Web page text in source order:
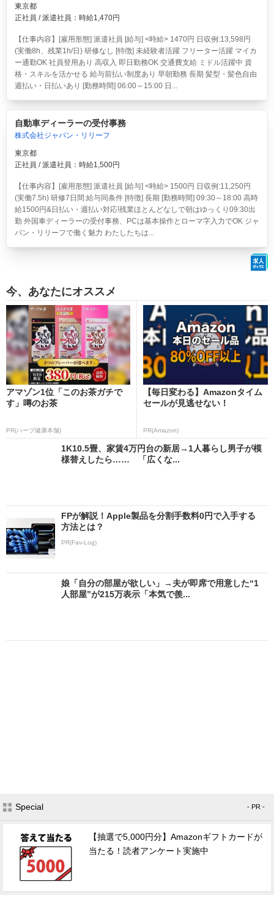
東京都
正社員 / 派遣社員：時給1,470円
【仕事内容】[雇用形態] 派遣社員 [給与] <時給> 1470円 日収例:13,598円
(実働8h、残業1h/日) 研修なし [特徴] 未経験者活躍 フリーター活躍 マイカ
ー通勤OK 社員登用あり 高収入 即日勤務OK 交通費支給 ミドル活躍中 資
格・スキルを活かせる 給与前払い制度あり 早朝勤務 長期 髪型・髪色自由
週払い・日払いあり [勤務時間] 06:00～15:00 日...
自動車ディーラーの受付事務
株式会社ジャパン・リリーフ
東京都
正社員 / 派遣社員：時給1,500円
【仕事内容】[雇用形態] 派遣社員 [給与] <時給> 1500円 日収例:11,250円
(実働7.5h) 研修7日間:給与同条件 [特徴] 長期 [勤務時間] 09:30～18:00 高時
給1500円&日払い・週払い対応!残業ほとんどなしで朝はゆっくり09:30出
勤 外国車ディーラーの受付事務、PCは基本操作とローマ字入力でOK ジャ
パン・リリーフで働く魅力 わたしたちは...
今、あなたにオススメ
アマゾン1位「このお茶ガチで
す」噂のお茶
PR(ハーブ健康本舗)
【毎日変わる】Amazonタイム
セールが見逃せない！
PR(Amazon)
1K10.5畳、家賃4万円台の新居→1人暮らし男子が模
様替えしたら…… 「広くな...
FPが解説！Apple製品を分割手数料0円で入手する
方法とは？
PR(Fav-Log)
娘「自分の部屋が欲しい」→夫が即席で用意した“1
人部屋”が215万表示「本気で羨...
Special - PR -
【抽選で5,000円分】Amazonギフトカードが
当たる！読者アンケート実施中